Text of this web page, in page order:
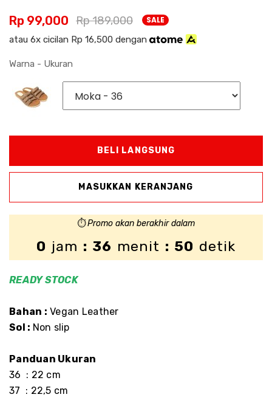
Rp 99,000 Rp 189,000 SALE
atau 6x cicilan Rp 16,500 dengan
Warna - Ukuran
⏱️Promo akan berakhir dalam
0 jam : 36 menit : 50 detik
READY STOCK
Bahan : Vegan Leather
Sol : Non slip
Panduan Ukuran
36 : 22 cm
37 : 22,5 cm